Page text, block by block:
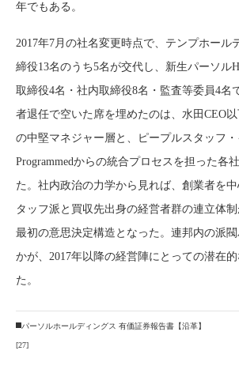
年でもある。
2017年7月の社名変更時点で、テンプホール
締役13名のうち5名が交代し、新生パーソル
取締役4名・社内取締役8名・監査等委員4名
者退任で空いた席を埋めたのは、水田CEO
の中堅マネジャー層と、ピープルスタッフ・
Programmedからの統合プロセスを担った各
た。社内政治の力学から見れば、創業者を
タッフ派と買収先出身の経営者群の連立体
最初の意思決定構造となった。連邦内の派
かが、2017年以降の経営陣にとっての潜在
た。
パーソルホールディングス 有価証券報告書【沿革】
[27]